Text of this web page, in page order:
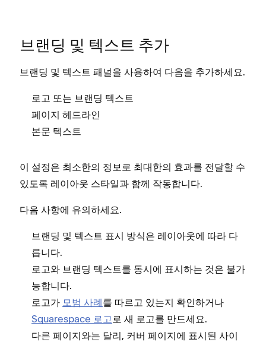
브랜딩 및 텍스트 추가
브랜딩 및 텍스트 패널을 사용하여 다음을 추가하세요.
로고 또는 브랜딩 텍스트
페이지 헤드라인
본문 텍스트
이 설정은 최소한의 정보로 최대한의 효과를 전달할 수
있도록 레이아웃 스타일과 함께 작동합니다.
다음 사항에 유의하세요.
브랜딩 및 텍스트 표시 방식은 레이아웃에 따라 다
릅니다.
로고와 브랜딩 텍스트를 동시에 표시하는 것은 불가
능합니다.
로고가 모범 사례를 따르고 있는지 확인하거나
Squarespace 로고 로 새 로고를 만드세요.
다른 페이지와는 달리, 커버 페이지에 표시된 사이